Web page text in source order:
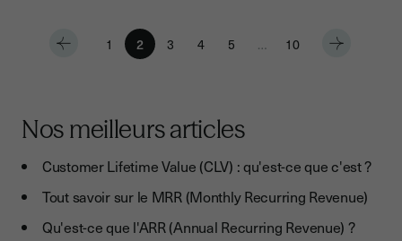
1 2 3 4 5 … 10
Nos meilleurs articles
Customer Lifetime Value (CLV) : qu'est-ce que c'est ?
Tout savoir sur le MRR (Monthly Recurring Revenue)
Qu'est-ce que l'ARR (Annual Recurring Revenue) ?